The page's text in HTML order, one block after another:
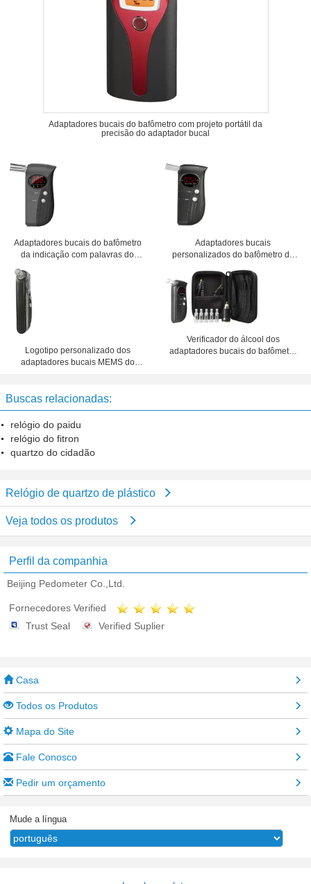
Adaptadores bucais do bafômetro com projeto portátil da
precisão do adaptador bucal
Adaptadores bucais do bafômetro
da indicação com palavras do
vermelho da exposição de diodo
Adaptadores bucais
personalizados do bafômetro da
de MEMS
Logotipo personalizado dos
adaptadores bucais MEMS do
Verificador do álcool dos
adaptadores bucais do bafômetro
Buscas relacionadas:
relógio do paidu
relógio do fitron
quartzo do cidadão
Relógio de quartzo de plástico
Veja todos os produtos
Perfil da companhia
Beijing Pedometer Co.,Ltd.
Fornecedores Verified
Trust Seal
Verified Suplier
Casa
Todos os Produtos
Mapa do Site
Fale Conosco
Pedir um orçamento
Mude a língua